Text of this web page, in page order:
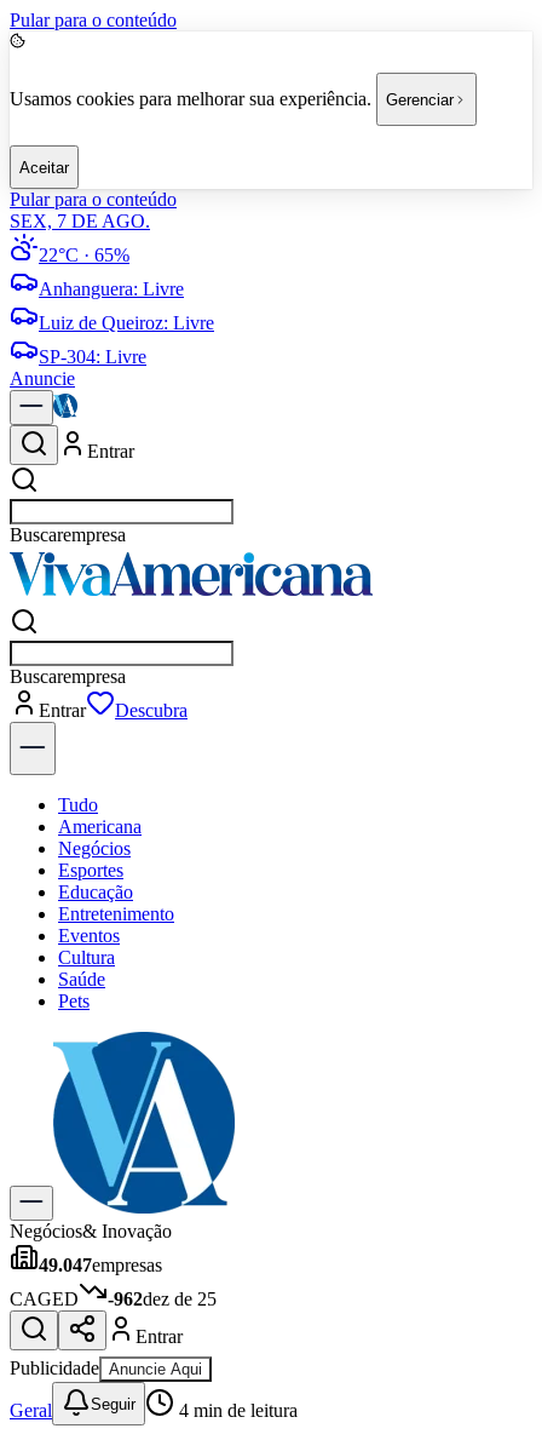
Pular para o conteúdo
Usamos cookies para melhorar sua experiência. Gerenciar
Aceitar
Pular para o conteúdo
SEX, 7 DE AGO.
22°C · 65%
Anhanguera: Livre
Luiz de Queiroz: Livre
SP-304: Livre
Anuncie
Entrar
Buscarempresas em Americana
Buscarempresas em Americana
Entrar
Flash
Tudo
Americana
Negócios
Esportes
Educação
Entretenimento
Eventos
Cultura
Saúde
Pets
Explore Tudo
Últimas Notícias
Previsão do Tempo
Dia a Dia & Lazer
Gastronomia
Cinema & Shows
Para Sua Empresa
Anuncie no Portal
Cadastrar Empresa
Divulgar Vagas
Publicidade Legal
Política
Eleições
Segurança
Negócios& Inovação
49.047empresas
CAGED
-962dez de 25
Entrar
Publicidade Anuncie Aqui
Geral Seguir 4 min de leitura